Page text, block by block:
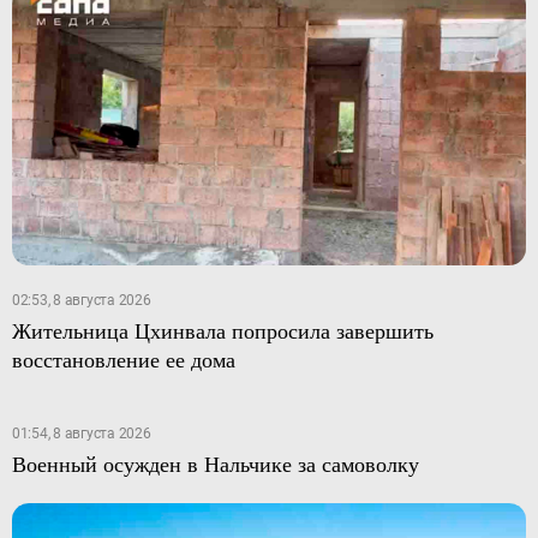
02:53, 8 августа 2026
Жительница Цхинвала попросила завершить
восстановление ее дома
01:54, 8 августа 2026
Военный осужден в Нальчике за самоволку